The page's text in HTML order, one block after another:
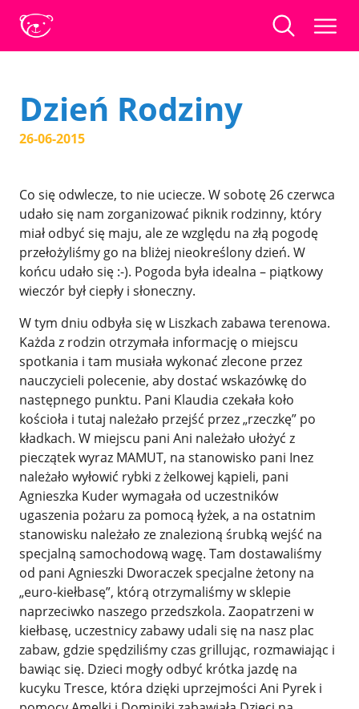
Dzień Rodziny
26-06-2015
Co się odwlecze, to nie uciecze. W sobotę 26 czerwca
udało się nam zorganizować piknik rodzinny, który
miał odbyć się maju, ale ze względu na złą pogodę
przełożyliśmy go na bliżej nieokreślony dzień. W
końcu udało się :-). Pogoda była idealna – piątkowy
wieczór był ciepły i słoneczny.
W tym dniu odbyła się w Liszkach zabawa terenowa.
Każda z rodzin otrzymała informację o miejscu
spotkania i tam musiała wykonać zlecone przez
nauczycieli polecenie, aby dostać wskazówkę do
następnego punktu. Pani Klaudia czekała koło
kościoła i tutaj należało przejść przez „rzeczkę” po
kładkach. W miejscu pani Ani należało ułożyć z
pieczątek wyraz MAMUT, na stanowisko pani Inez
należało wyłowić rybki z żelkowej kąpieli, pani
Agnieszka Kuder wymagała od uczestników
ugaszenia pożaru za pomocą łyżek, a na ostatnim
stanowisku należało ze znalezioną śrubką wejść na
specjalną samochodową wagę. Tam dostawaliśmy
od pani Agnieszki Dworaczek specjalne żetony na
„euro-kiełbasę”, którą otrzymaliśmy w sklepie
naprzeciwko naszego przedszkola. Zaopatrzeni w
kiełbasę, uczestnicy zabawy udali się na nasz plac
zabaw, gdzie spędziliśmy czas grillując, rozmawiając i
bawiąc się. Dzieci mogły odbyć krótka jazdę na
kucyku Tresce, która dzięki uprzejmości Ani Pyrek i